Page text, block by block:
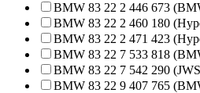
BMW 83 22 2 446 673
BMW 83 22 2 460 180
BMW 83 22 2 471 423
BMW 83 22 7 533 818
BMW 83 22 7 542 290
BMW 83 22 9 407 765